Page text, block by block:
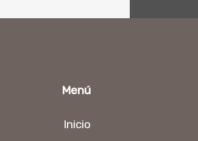
Menú
Inicio